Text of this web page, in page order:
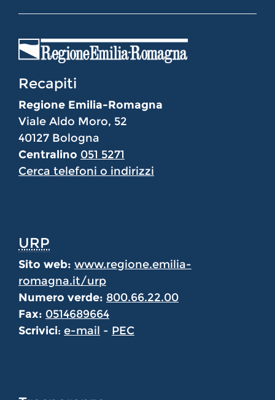
Recapiti
Regione Emilia-Romagna
Viale Aldo Moro, 52
40127 Bologna
Centralino 051 5271
Cerca telefoni o indirizzi
URP
Sito web: www.regione.emilia-
romagna.it/urp
Numero verde: 800.66.22.00
Fax: 0514689664
Scrivici: e-mail - PEC